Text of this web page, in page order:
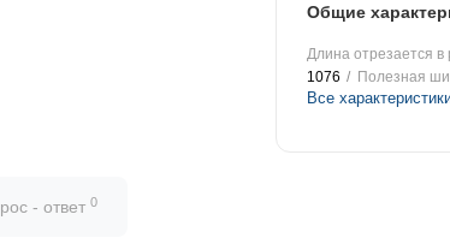
Общие
Длина отрезается в
1076
Полезная
Все
- ответ 0